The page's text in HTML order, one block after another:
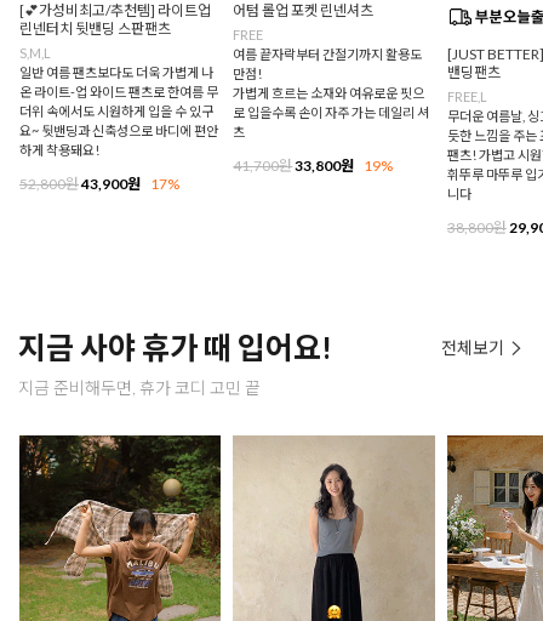
[💕가성비최고/추천템] 라이트업
린넨터치 뒷밴딩 스판팬츠
S,M,L
일반 여름 팬츠보다도 더욱 가볍게 나
온 라이트-업 와이드 팬츠로 한여름 무
더위 속에서도 시원하게 입을 수 있구
요~ 뒷밴딩과 신축성으로 바디에 편안
하게 착용돼요!
52,800원43,900원 17%
어텀 롤업 포켓 린넨셔츠
FREE
여름 끝자락부터 간절기까지 활용도
만점!
가볍게 흐르는 소재와 여유로운 핏으
로 입을수록 손이 자주 가는 데일리 셔
츠
41,700원33,800원 19%
[JUST
밴딩팬츠
FREE,L
무더운 여름날,
듯한 느낌을 주는
팬츠! 가볍고 시
휘뚜루 마뚜루 입
니다
38,800원
지금 사야 휴가 때 입어요!
지금 준비해두면, 휴가 코디 고민 끝
전체보기